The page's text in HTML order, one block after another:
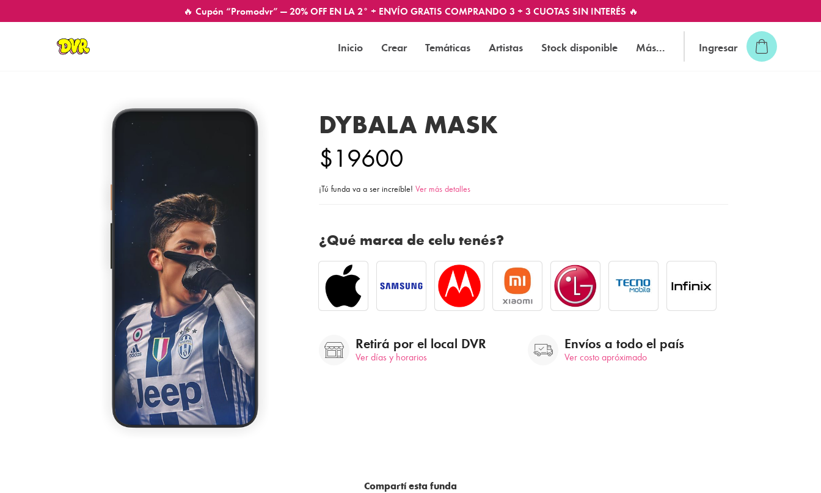
🔥 Cupón “Promodvr” — 20% OFF EN LA 2° + ENVÍO GRATIS COMPRANDO 3 + 3 CUOTAS SIN INTERÉS 🔥
Inicio Crear Temáticas Artistas Stock disponible Más... Ingresar
DYBALA MASK
$19600
¡Tú funda va a ser increíble! Ver más detalles
¿Qué marca de celu tenés?
Retirá por el local DVR
Ver días y horarios
Envíos a todo el país
Ver costo apróximado
Compartí esta funda